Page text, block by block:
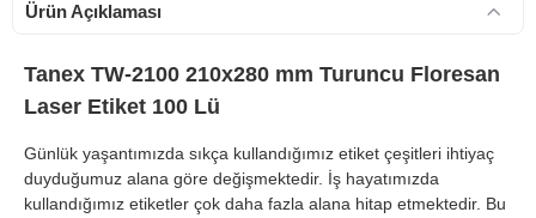
900 TL Üzeri Kargo Ücretsiz
Ürün Açıklaması
Tanex TW-2100 210x280 mm Turuncu Floresan
Laser Etiket 100 Lü
Günlük yaşantımızda sıkça kullandığımız etiket çeşitleri ihtiyaç
duyduğumuz alana göre değişmektedir. İş hayatımızda
kullandığımız etiketler çok daha fazla alana hitap etmektedir. Bu